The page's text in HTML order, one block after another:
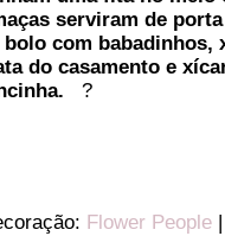
serviram de
com babadinhos,
do casamento e
?
Flower People